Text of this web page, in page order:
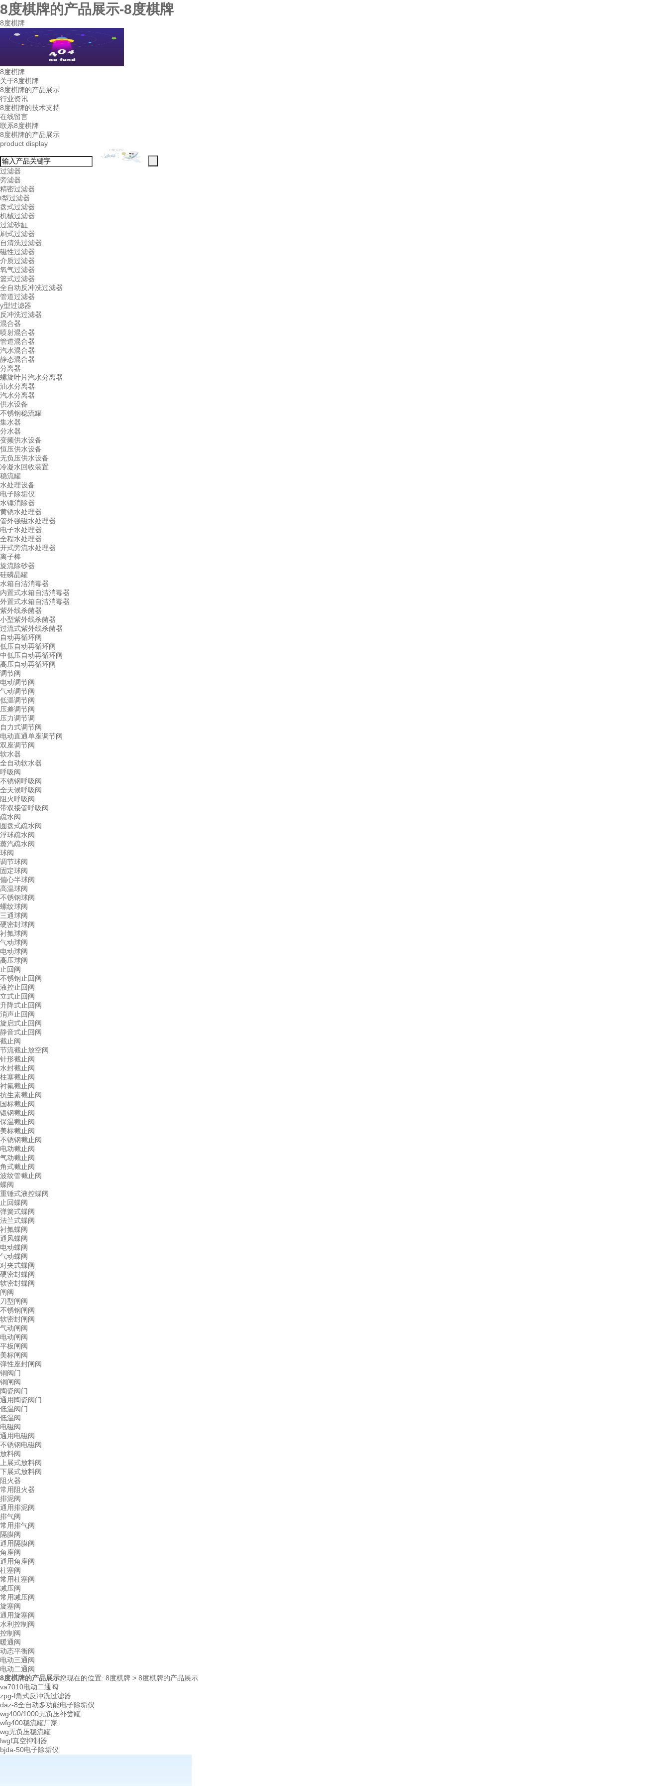
8度棋牌的产品展示-8度棋牌
8度棋牌
8度棋牌
关于8度棋牌
8度棋牌的产品展示
行业资讯
8度棋牌的技术支持
在线留言
联系8度棋牌
8度棋牌的产品展示
product display
过滤器
旁滤器
精密过滤器
t型过滤器
盘式过滤器
机械过滤器
过滤砂缸
刷式过滤器
自清洗过滤器
磁性过滤器
介质过滤器
氧气过滤器
篮式过滤器
全自动反冲冼过滤器
管道过滤器
y型过滤器
反冲洗过滤器
混合器
喷射混合器
管道混合器
汽水混合器
静态混合器
分离器
螺旋叶片汽水分离器
油水分离器
汽水分离器
供水设备
不锈钢稳流罐
集水器
分水器
变频供水设备
恒压供水设备
无负压供水设备
冷凝水回收装置
稳流罐
水处理设备
电子除垢仪
水锤消除器
黄锈水处理器
管外强磁水处理器
电子水处理器
全程水处理器
开式旁流水处理器
离子棒
旋流除砂器
硅磷晶罐
水箱自洁消毒器
内置式水箱自洁消毒器
外置式水箱自洁消毒器
紫外线杀菌器
小型紫外线杀菌器
过流式紫外线杀菌器
自动再循环阀
低压自动再循环阀
中低压自动再循环阀
高压自动再循环阀
调节阀
电动调节阀
气动调节阀
低温调节阀
压差调节阀
压力调节调
自力式调节阀
电动直通单座调节阀
双座调节阀
软水器
全自动软水器
呼吸阀
不锈钢呼吸阀
全天候呼吸阀
阻火呼吸阀
带双接管呼吸阀
疏水阀
圆盘式疏水阀
浮球疏水阀
蒸汽疏水阀
球阀
调节球阀
固定球阀
偏心半球阀
高温球阀
不锈钢球阀
螺纹球阀
三通球阀
硬密封球阀
衬氟球阀
气动球阀
电动球阀
高压球阀
止回阀
不锈钢止回阀
液控止回阀
立式止回阀
升降式止回阀
消声止回阀
旋启式止回阀
静音式止回阀
截止阀
节流截止放空阀
针形截止阀
水封截止阀
柱塞截止阀
衬氟截止阀
抗生素截止阀
国标截止阀
锻钢截止阀
保温截止阀
美标截止阀
不锈钢截止阀
电动截止阀
气动截止阀
角式截止阀
波纹管截止阀
蝶阀
重锤式液控蝶阀
止回蝶阀
弹簧式蝶阀
法兰式蝶阀
衬氟蝶阀
通风蝶阀
电动蝶阀
气动蝶阀
对夹式蝶阀
硬密封蝶阀
软密封蝶阀
闸阀
刀型闸阀
不锈钢闸阀
软密封闸阀
气动闸阀
电动闸阀
平板闸阀
美标闸阀
弹性座封闸阀
铜阀门
铜闸阀
陶瓷阀门
通用陶瓷阀门
低温阀门
低温阀
电磁阀
通用电磁阀
不锈钢电磁阀
放料阀
上展式放料阀
下展式放料阀
阻火器
常用阻火器
排泥阀
通用排泥阀
排气阀
常用排气阀
隔膜阀
通用隔膜阀
角座阀
通用角座阀
柱塞阀
常用柱塞阀
减压阀
常用减压阀
旋塞阀
通用旋塞阀
水利控制阀
控制阀
暖通阀
动态平衡阀
电动三通阀
电动二通阀
8度棋牌的产品展示您现在的位置: 8度棋牌 > 8度棋牌的产品展示
va7010电动二通阀
zpg-l角式反冲洗过滤器
daz-8全自动多功能电子除垢仪
wg400/1000无负压补尝罐
wfg400稳流罐厂家
wg无负压稳流罐
lwgf真空抑制器
bjda-50电子除垢仪